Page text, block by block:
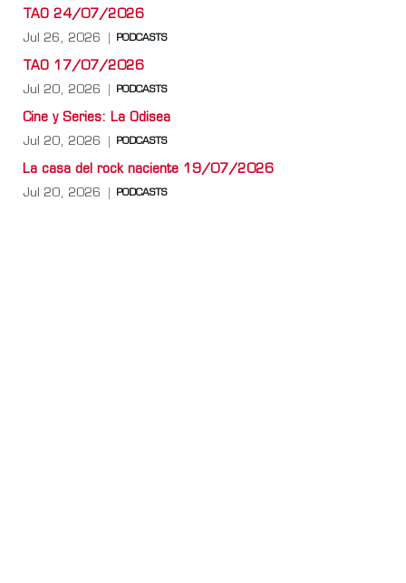
TAO 24/07/2026
Jul 26, 2026 PODCASTS
TAO 17/07/2026
Jul 20, 2026 PODCASTS
Cine y Series: La Odisea
Jul 20, 2026 PODCASTS
La casa del rock naciente 19/07/2026
Jul 20, 2026 PODCASTS